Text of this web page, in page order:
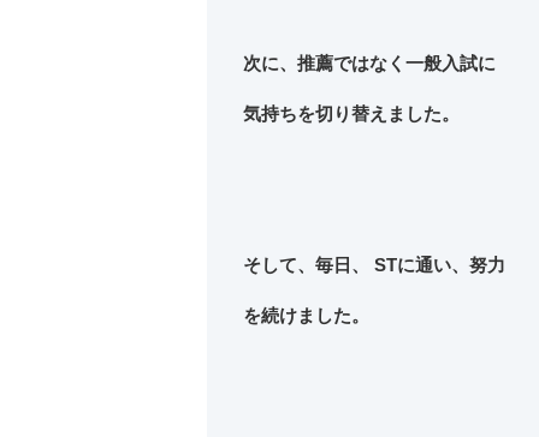
次に、推薦ではなく一般入試に
気持ちを切り替えました。
そして、毎日、 STに通い、努力
を続けました。